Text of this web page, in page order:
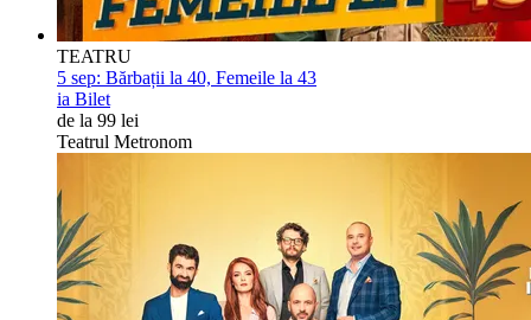
TEATRU
5 sep: Bărbații la 40, Femeile la 43
ia Bilet
de la 99 lei
Teatrul Metronom